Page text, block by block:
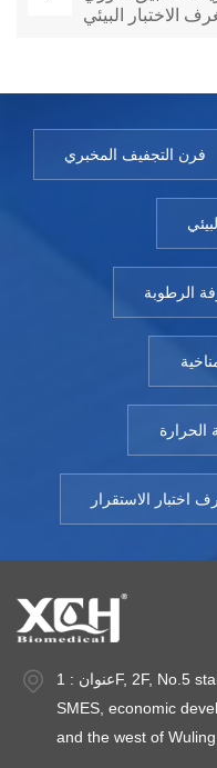
الاختبار البيئي
فرن التجفيف المخبري
الرطوبة
الحرارة
اختبار الاستقرار
عنوان : 1F, 2F, No.5 standard factory in the pioneer park of
SMES, economic
and the west of